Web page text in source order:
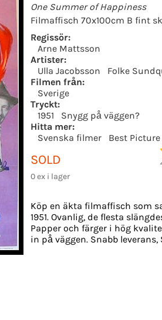
One Summer of Happiness
Filmaffisch 70x100cm B fint
Regissör:
Arne Mattsson
Artister:
Ulla Jacobsson
Folke
Filmen från:
Sverige
Tryckt:
1951
Snygg på väggen?
Hitta mer:
Svenska filmer
Best
SOLD
0 ex i lager
Köp en äkta filmaffisch som
1951. Ovanlig, de flesta
Papper och färger i hög
in på väggen. Snabb leverans,